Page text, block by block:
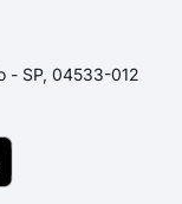
- SP, 04533-012